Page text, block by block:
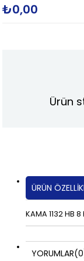
₺0,00
Ürün
ÜRÜN
KAMA 1132 HB 8
YORUMLAR